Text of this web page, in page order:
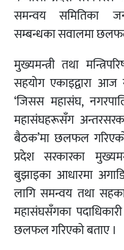
समन्वय समितिका
सम्बन्धका सवालमा
मुख्यमन्त्री तथा
सहयोग एकाइद्वारा आज
‘जिसस महासंघ,
महासंघहरूसँग
बैठक’मा छलफल
प्रदेश सरकारका
बुझाइका आधारमा
लागि समन्वय तथा
महासंघसँगका
छलफल गरिएको बताए ।